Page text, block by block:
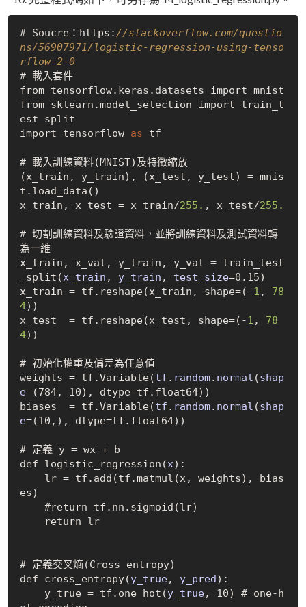
# Soucre：https: //stackoverflow.com/questio
ns/56907971/logistic-regression-using-tenso
rflow-2-0
# 載入套件
from tensorflow.keras.datasets import mnist
from sklearn.model_selection import train_t
est_split
import tensorflow as tf
# 載入訓練資料(MNIST)及特徵縮放
(x_train, y_train), (x_test, y_test) = mnis
t.load _data()
x_train, x_test = x_train/255. , x_test/255.
# 切割訓練資料及驗證資料，並將訓練資料及測試資料轉
為一維
x_train, x_val, y_train, y_val = train _test
_split(x_train , y_train , test_size=0.15)
x_train = tf.reshape(x_train, shape=(-1 , 78
4))
x_test  = tf.reshape(x_test, shape=(-1 , 78
4))
# 初始化權重及偏差為任意值
weights = tf.Variable(tf . random. normal (shap
e=(784, 10) , dtype=tf.float64))
biases  = tf.Variable(tf . random. normal (shap
e=(10,) , dtype=tf.float64))
# 定義 y = wx + b
def logistic _regression(x) :
es)
# 定義交叉熵(Cross entropy)
def cross _entropy(y_true, y_pred) :
    y_true = tf.one
_hot(y_true, 10)
# one-h